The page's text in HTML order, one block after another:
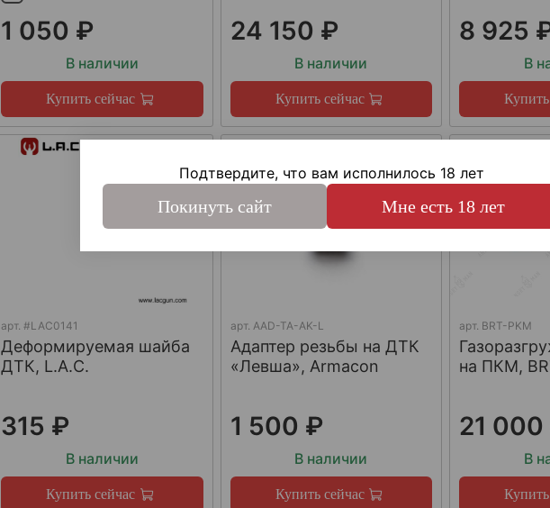
1 050 ₽
В наличии
Купить сейчас
24 150 ₽
В наличии
Купить сейчас
8 925
В
арт.#LAC0141
Деформируемая шайба
ДТК, L.A.C.
315 ₽
В наличии
Купить сейчас
арт. AAD-TA-AK-L
Адаптер резьбы на ДТК
«Левша», Armacon
1 500 ₽
В наличии
Купить сейчас
арт. BRT-PKM
на ПКМ,
21 000
В
Подтвердите, что вам исполнилось 18 лет
Покинуть сайт Мне есть 18 лет